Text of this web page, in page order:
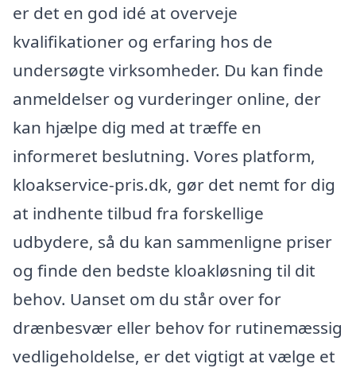
er det en god idé at overveje
kvalifikationer og erfaring hos de
undersøgte virksomheder. Du kan finde
anmeldelser og vurderinger online, der
kan hjælpe dig med at træffe en
informeret beslutning. Vores platform,
kloakservice-pris.dk, gør det nemt for dig
at indhente tilbud fra forskellige
udbydere, så du kan sammenligne priser
og finde den bedste kloakløsning til dit
behov. Uanset om du står over for
drænbesvær eller behov for rutinemæssig
vedligeholdelse, er det vigtigt at vælge et